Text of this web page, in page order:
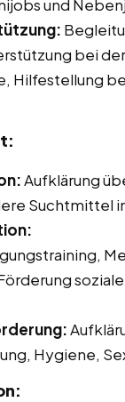
und
bei der
Hilfestellung
Aufklärung
Suchtmittel
Hygiene,